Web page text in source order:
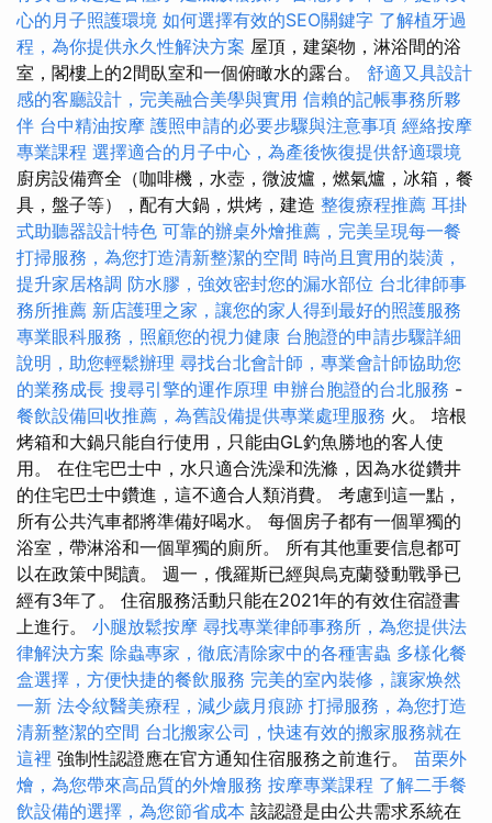
心的月子照護環境 如何選擇有效的SEO關鍵字 了解植牙過
程，為你提供永久性解決方案 屋頂，建築物，淋浴間的浴
室，閣樓上的2間臥室和一個俯瞰水的露台。 舒適又具設計
感的客廳設計，完美融合美學與實用 信賴的記帳事務所夥
伴 台中精油按摩 護照申請的必要步驟與注意事項 經絡按摩
專業課程 選擇適合的月子中心，為產後恢復提供舒適環境
廚房設備齊全（咖啡機，水壺，微波爐，燃氣爐，冰箱，餐
具，盤子等），配有大鍋，烘烤，建造 整復療程推薦 耳掛
式助聽器設計特色 可靠的辦桌外燴推薦，完美呈現每一餐
打掃服務，為您打造清新整潔的空間 時尚且實用的裝潢，
提升家居格調 防水膠，強效密封您的漏水部位 台北律師事
務所推薦 新店護理之家，讓您的家人得到最好的照護服務
專業眼科服務，照顧您的視力健康 台胞證的申請步驟詳細
說明，助您輕鬆辦理 尋找台北會計師，專業會計師協助您
的業務成長 搜尋引擎的運作原理 申辦台胞證的台北服務 -
餐飲設備回收推薦，為舊設備提供專業處理服務 火。 培根
烤箱和大鍋只能自行使用，只能由GL釣魚勝地的客人使
用。 在住宅巴士中，水只適合洗澡和洗滌，因為水從鑽井
的住宅巴士中鑽進，這不適合人類消費。 考慮到這一點，
所有公共汽車都將準備好喝水。 每個房子都有一個單獨的
浴室，帶淋浴和一個單獨的廁所。 所有其他重要信息都可
以在政策中閱讀。 週一，俄羅斯已經與烏克蘭發動戰爭已
經有3年了。 住宿服務活動只能在2021年的有效住宿證書
上進行。 小腿放鬆按摩 尋找專業律師事務所，為您提供法
律解決方案 除蟲專家，徹底清除家中的各種害蟲 多樣化餐
盒選擇，方便快捷的餐飲服務 完美的室內裝修，讓家焕然
一新 法令紋醫美療程，減少歲月痕跡 打掃服務，為您打造
清新整潔的空間 台北搬家公司，快速有效的搬家服務就在
這裡 強制性認證應在官方通知住宿服務之前進行。 苗栗外
燴，為您帶來高品質的外燴服務 按摩專業課程 了解二手餐
飲設備的選擇，為您節省成本 該認證是由公共需求系統在